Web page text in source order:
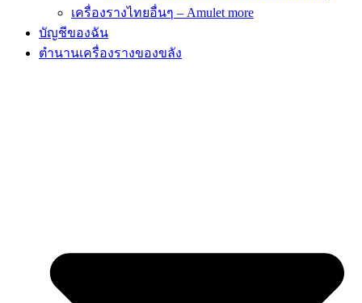
เครื่องรางไทยอื่นๆ – Amulet more
บัญชีของฉัน
ตำนานเครื่องรางของขลัง